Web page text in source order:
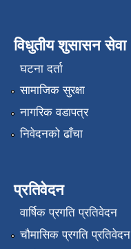
विधुतीय शुसासन सेवा
घटना दर्ता
सामाजिक सुरक्षा
नागरिक वडापत्र
निवेदनको ढाँचा
प्रतिवेदन
वार्षिक प्रगति प्रतिवेदन
चौमासिक प्रगति प्रतिवेदन